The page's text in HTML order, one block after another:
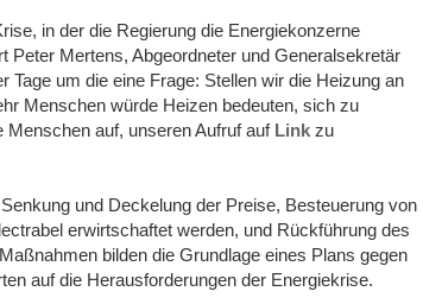
in der die Regierung die Energiekonzerne
Peter Mertens, Abgeordneter und Generalsekretär
Tage um die eine Frage: Stellen wir die Heizung an
Menschen würde Heizen bedeuten, sich zu
Menschen auf, unseren Aufruf auf Link zu
und Deckelung der Preise, Besteuerung von
erwirtschaftet werden, und Rückführung des
bilden die Grundlage eines Plans gegen
auf die Herausforderungen der Energiekrise.